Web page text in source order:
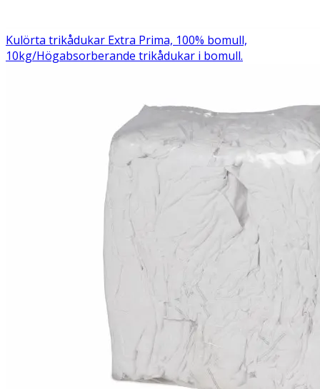
Kulörta trikådukar Extra Prima, 100% bomull,
10kg/Högabsorberande trikådukar i bomull.